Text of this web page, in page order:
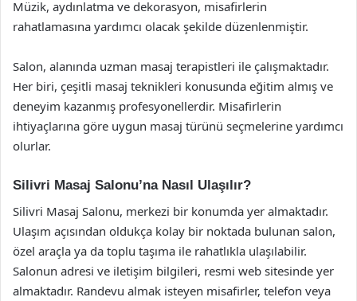
Müzik, aydınlatma ve dekorasyon, misafirlerin
rahatlamasına yardımcı olacak şekilde düzenlenmiştir.
Salon, alanında uzman masaj terapistleri ile çalışmaktadır.
Her biri, çeşitli masaj teknikleri konusunda eğitim almış ve
deneyim kazanmış profesyonellerdir. Misafirlerin
ihtiyaçlarına göre uygun masaj türünü seçmelerine yardımcı
olurlar.
Silivri Masaj Salonu’na Nasıl Ulaşılır?
Silivri Masaj Salonu, merkezi bir konumda yer almaktadır.
Ulaşım açısından oldukça kolay bir noktada bulunan salon,
özel araçla ya da toplu taşıma ile rahatlıkla ulaşılabilir.
Salonun adresi ve iletişim bilgileri, resmi web sitesinde yer
almaktadır. Randevu almak isteyen misafirler, telefon veya